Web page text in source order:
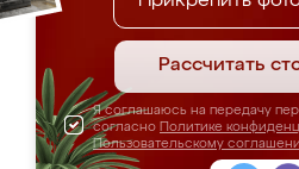
Рассчитать
Я соглашаюсь на передачу
согласно Политике
Пользовательскому